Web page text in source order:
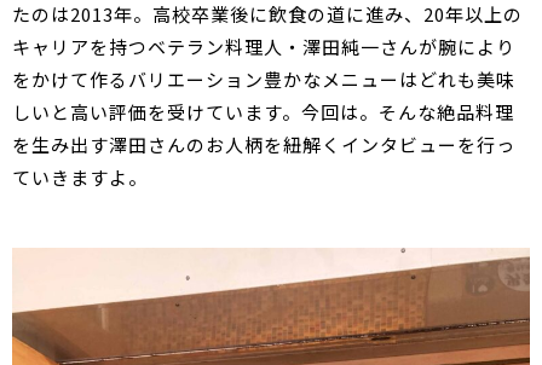
たのは2013年。高校卒業後に飲食の道に進み、20年以上の
キャリアを持つベテラン料理人・澤田純一さんが腕により
をかけて作るバリエーション豊かなメニューはどれも美味
しいと高い評価を受けています。今回は。そんな絶品料理
を生み出す澤田さんのお人柄を紐解くインタビューを行っ
ていきますよ。